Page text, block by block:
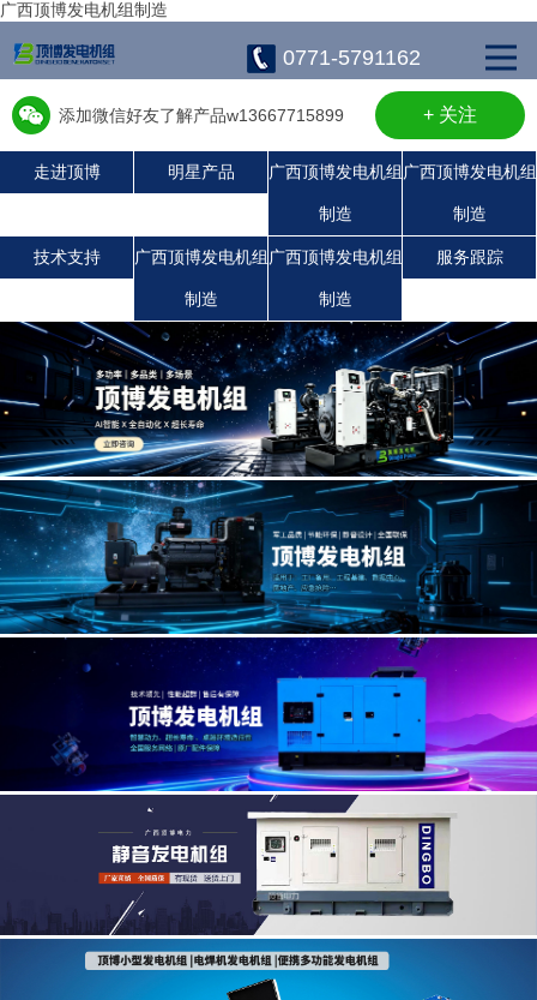
广西顶博发电机组制造
0771-5791162
添加微信好友了解产品w13667715899 + 关注
走进顶博 明星产品 广西顶博发电机组
制造
广西顶博发电机组
制造
技术支持 广西顶博发电机组
制造
广西顶博发电机组
制造
服务跟踪
静音发电机组
潍柴发电机组
珀金斯发电机组
沃尔沃发电机组
广西顶博发电机组制造:康明斯广西顶博发电机组制造
上柴发电机组
玉柴发电机组